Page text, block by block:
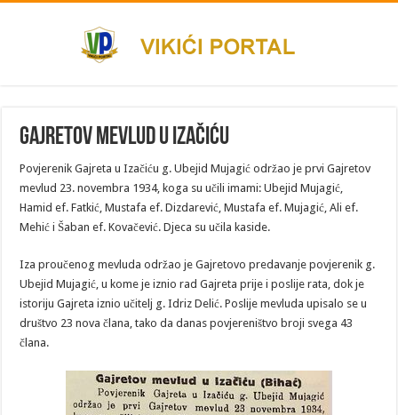
Gajretov mevlud u Izačiću
Povjerenik Gajreta u Izačiću g. Ubejid Mujagić održao je prvi Gajretov
mevlud 23. novembra 1934, koga su učili imami: Ubejid Mujagić,
Hamid ef. Fatkić, Mustafa ef. Dizdarević, Mustafa ef. Mujagić, Ali ef.
Mehić i Šaban ef. Kovačević. Djeca su učila kaside.
Iza proučenog mevluda održao je Gajretovo predavanje povjerenik g.
Ubejid Mujagić, u kome je iz­nio rad Gajreta prije i poslije rata, dok je
istoriju Gaj­reta iznio učitelj g. Idriz Delić. Poslije mevluda upisalo se u
društvo 23 nova člana, tako da danas povjereništvo broji svega 43
člana.